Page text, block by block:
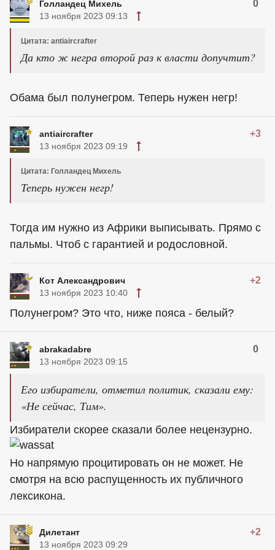
Голландец Михель 0
13 ноября 2023 09:13
Цитата: antiaircrafter
Да кто ж негра второй раз к власти допучтит?
Обама был полунегром. Теперь нужен негр!
antiaircrafter +3
13 ноября 2023 09:19
Цитата: Голландец Михель
Теперь нужен негр!
Тогда им нужно из Африки выписывать. Прямо с
пальмы. Чтоб с гарантией и родословной.
Кот Александрович +2
13 ноября 2023 10:40
Полунегром? Это что, ниже пояса - белый?
abrakadabre 0
13 ноября 2023 09:15
Его избиратели, отметил политик, сказали ему:
«Не сейчас, Тим».
Избиратели скорее сказали более нецензурно.
Но напрямую процитировать он не может. Не
смотря на всю распущенность их публичного
лексикона.
Дилетант +2
13 ноября 2023 09:29